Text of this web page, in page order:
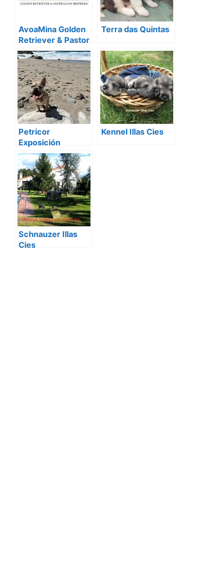
AvoaMina Golden
Retriever & Pastor
Australiano
Terra das Quintas
Petricor
Exposición
Kennel Illas Cies
Schnauzer Illas
Cies